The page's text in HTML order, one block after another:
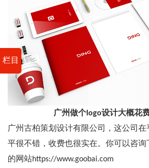
栏目
广州做个logo设计大概花
广州古柏策划设计有限公司，这公司
平很不错，收费也很实在。你可以咨询
的网站https://www.goobai.com